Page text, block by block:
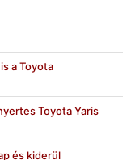
a Toyota
Toyota Yaris
és kiderül